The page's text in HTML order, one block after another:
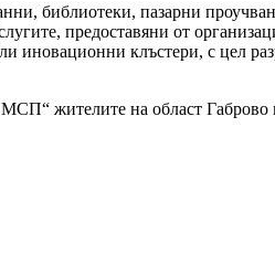
библиотеки, пазарни
предоставяни от
иновационни клъстери, с цел
жителите на област Габрово